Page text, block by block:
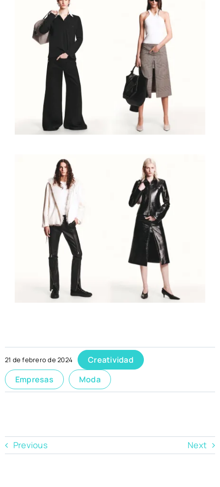
21 de febrero de 2024
Creatividad
Empresas
Moda
Previous Next